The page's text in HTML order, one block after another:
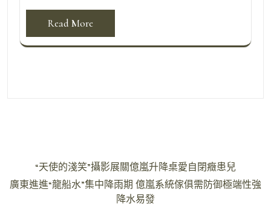
Read More
章
“天使的淺笑”攝影展關億嵐升降桌愛自閉癥患兒
廣東進進“龍船水”集中降雨期 億嵐系統傢俱需防御極端性強
降水易發